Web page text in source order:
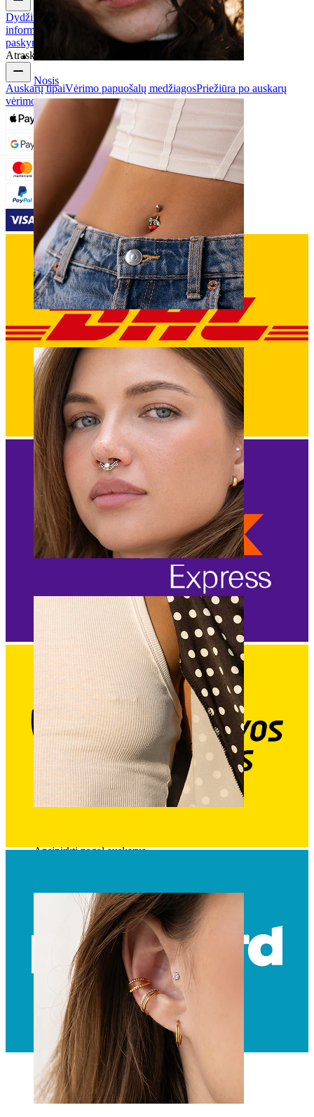
Nosis
Bamba
Apsipirkti pagal auskarus
Dydžių vadovas Užsakymo sekimas
Pristatymo
informacija
Grąžinimas ir atšaukimasMokėjimas
Mano
paskyra
Bodymod pagalba
Atraskite
Auskarų tipaiVėrimo papuošalų medžiagosPriežiūra po auskarų
vėrimo